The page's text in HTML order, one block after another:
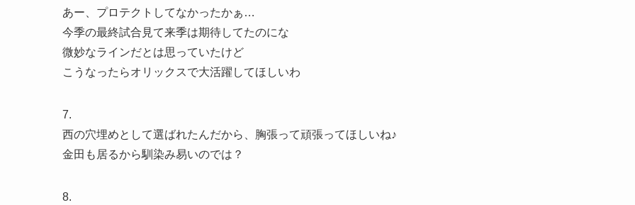
あー、プロテクトしてなかったかぁ…
今季の最終試合見て来季は期待してたのにな
微妙なラインだとは思っていたけど
こうなったらオリックスで大活躍してほしいわ
7.
西の穴埋めとして選ばれたんだから、胸張って頑張ってほしいね♪
金田も居るから馴染み易いのでは？
8.